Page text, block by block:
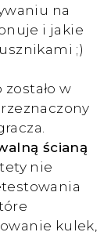
na
i jakie
;)
w
ścianą
nie
kulek,